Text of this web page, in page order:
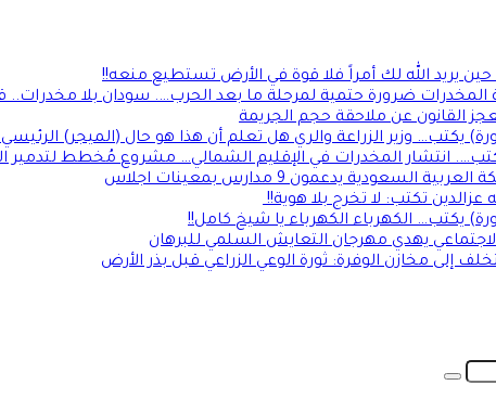
حين يريد الله لك أمراً فلا قوة في الأرض تستطيع منعه!!
المخدرات ضرورة حتمية لمرحلة ما بعد الحرب…. سودان بلا مخدرات..
القانون عن ملاحقة حجم الجريمة
يكتب… وزير الزراعة والري هل تعلم أن هذا هو حال (الميجر)
انتشار المخدرات في الإقليم الشمالي… مشروع مُخطط لتدمير
السعودية يدعمون 9 مدارس بمعينات اجلاس
عزالدين تكتب: لا تخرج بلا هوية!!
يكتب… الكهرباء الكهرباء يا شيخ كامل!!
يهدي مهرجان التعايش السلمي للبرهان
إلى مخازن الوفرة: ثورة الوعي الزراعي قبل بذر الأرض
بحث